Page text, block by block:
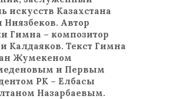
искусств Казахстана
Автор
Гимна – композитор
Текст Гимна
Жумекеном
и Первым
РК – Елбасы
Назарбаевым.